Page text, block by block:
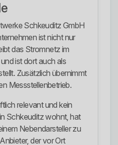
Schkeuditz GmbH
ist nicht nur
das Stromnetz im
ist dort auch als
Zusätzlich übernimmt
Messstellenbetrieb.
relevant und kein
Schkeuditz wohnt, hat
Nebendarsteller zu
der vor Ort